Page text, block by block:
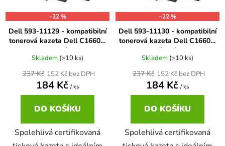
k
t
ů
p
r
o
d
–22 %
Dell 593-11129 - kompatibilní
tonerová kazeta Dell C1660w
modrá
Skladem (>10 ks)
152 Kč bez DPH
184 Kč / ks
237 Kč
DO KOŠÍKU
Spolehlivá certifikovaná
–22 %
Dell 593-11130 - kompatibilní
tonerová kazeta Dell C1660w
černá
Skladem (>10 ks)
152 Kč bez DPH
184 Kč / ks
237 Kč
DO KOŠÍKU
Spolehlivá certifikovaná